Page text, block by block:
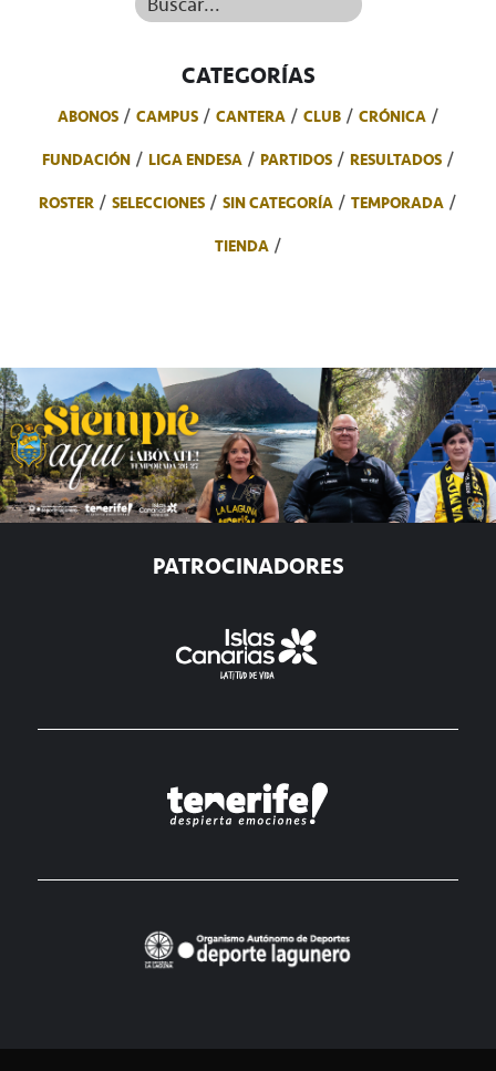
CATEGORÍAS
ABONOS CAMPUS CANTERA CLUB
CRÓNICA
FUNDACIÓN
LIGA ENDESA PARTIDOS
RESULTADOS
ROSTER
SELECCIONES SIN CATEGORÍA
TEMPORADA
TIENDA
PATROCINADORES